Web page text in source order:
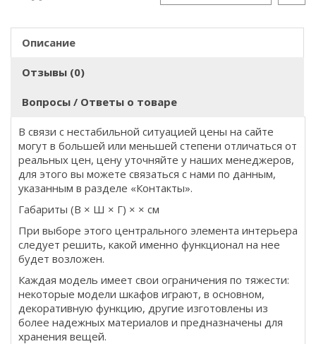
Описание
Отзывы (0)
Вопросы / Ответы о товаре
В связи с нестабильной ситуацией цены на сайте
могут в большей или меньшей степени отличаться от
реальных цен, цену уточняйте у наших менеджеров,
для этого вы можете связаться с нами по данным,
указанным в разделе «Контакты».
Габариты (В × Ш × Г) × × см
При выборе этого центрального элемента интерьера
следует решить, какой именно функционал на нее
будет возложен.
Каждая модель имеет свои ограничения по тяжести:
некоторые модели шкафов играют, в основном,
декоративную функцию, другие изготовлены из
более надежных материалов и предназначены для
хранения вещей.